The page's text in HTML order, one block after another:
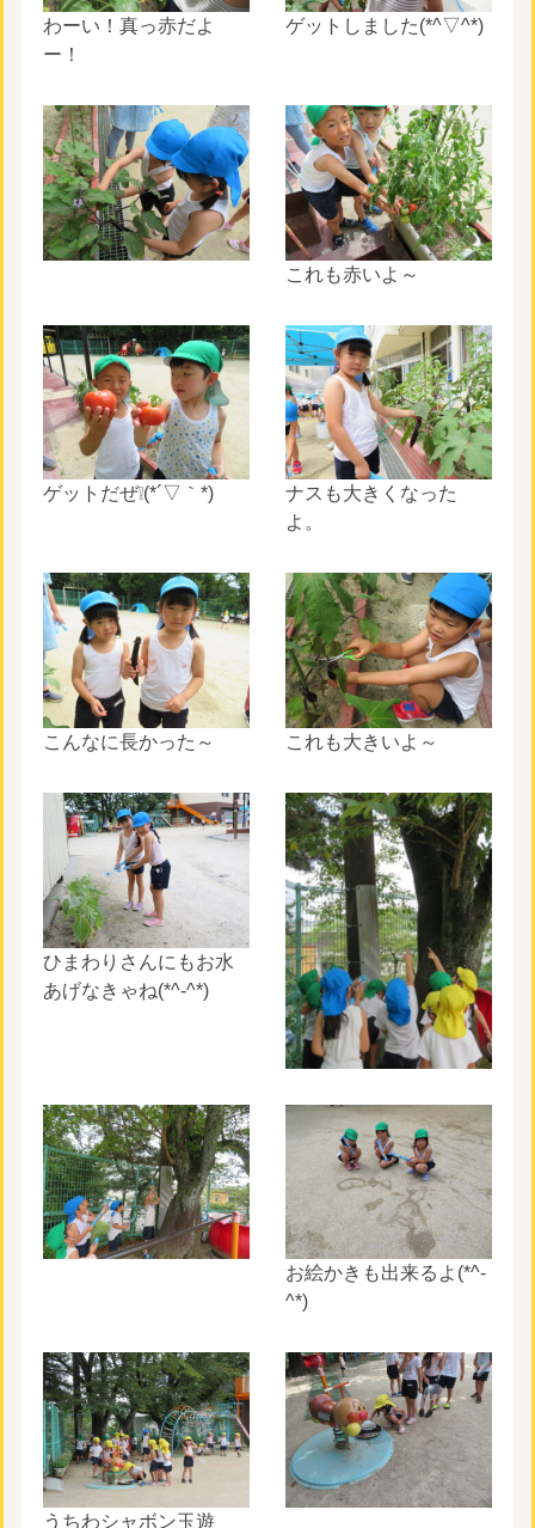
わーい！真っ赤だよ
ー！
ゲットしました(*^▽^*)
これも赤いよ～
ゲットだぜ❕(*´▽｀*)
ナスも大きくなった
よ。
こんなに長かった～ これも大きいよ～
ひまわりさんにもお水
あげなきゃね(*^-^*)
お絵かきも出来るよ(*^-
^*)
うちわシャボン玉遊